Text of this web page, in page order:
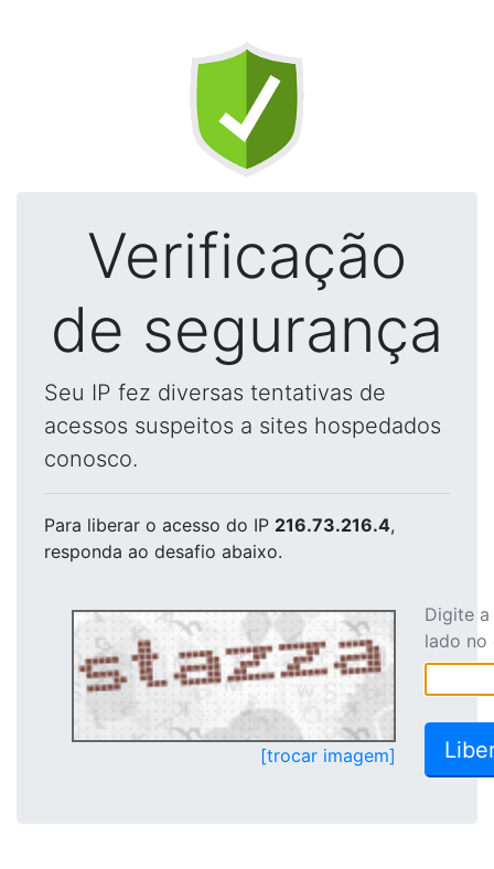
Verificação
de segurança
Seu IP fez diversas tentativas de
acessos suspeitos a sites hospedados
conosco.
Para liberar o acesso do IP 216.73.216.4,
responda ao desafio abaixo.
[trocar imagem]
Digite
lado no